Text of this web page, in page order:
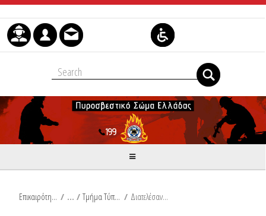
Μετάβαση στο περιεχόμενο
Επικαιρότητα / Τμήμα Τύπου και Επικοινωνίας / Διατελέσαντες Εκπρόσωποι Τύπου